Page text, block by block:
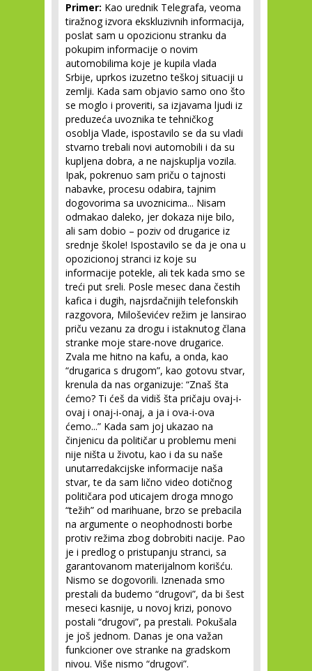
Primer: Kao urednik Telegrafa, veoma
tiražnog izvora ekskluzivnih informacija,
poslat sam u opozicionu stranku da
pokupim informacije o novim
automobilima koje je kupila vlada
Srbije, uprkos izuzetno teškoj situaciji u
zemlji. Kada sam objavio samo ono što
se moglo i proveriti, sa izjavama ljudi iz
preduzeća uvoznika te tehničkog
osoblja Vlade, ispostavilo se da su vladi
stvarno trebali novi automobili i da su
kupljena dobra, a ne najskuplja vozila.
Ipak, pokrenuo sam priču o tajnosti
nabavke, procesu odabira, tajnim
dogovorima sa uvoznicima... Nisam
odmakao daleko, jer dokaza nije bilo,
ali sam dobio – poziv od drugarice iz
srednje škole! Ispostavilo se da je ona u
opozicionoj stranci iz koje su
informacije potekle, ali tek kada smo se
treći put sreli. Posle mesec dana čestih
kafica i dugih, najsrdačnijih telefonskih
razgovora, Miloševićev režim je lansirao
priču vezanu za drogu i istaknutog člana
stranke moje stare-nove drugarice.
Zvala me hitno na kafu, a onda, kao
“drugarica s drugom”, kao gotovu stvar,
krenula da nas organizuje: “Znaš šta
ćemo? Ti ćeš da vidiš šta pričaju ovaj-i-
ovaj i onaj-i-onaj, a ja i ova-i-ova
ćemo...” Kada sam joj ukazao na
činjenicu da političar u problemu meni
nije ništa u životu, kao i da su naše
unutarredakcijske informacije naša
stvar, te da sam lično video dotičnog
političara pod uticajem droga mnogo
“težih” od marihuane, brzo se prebacila
na argumente o neophodnosti borbe
protiv režima zbog dobrobiti nacije. Pao
je i predlog o pristupanju stranci, sa
garantovanom materijalnom korišću.
Nismo se dogovorili. Iznenada smo
prestali da budemo “drugovi”, da bi šest
meseci kasnije, u novoj krizi, ponovo
postali “drugovi”, pa prestali. Pokušala
je još jednom. Danas je ona važan
funkcioner ove stranke na gradskom
nivou. Više nismo “drugovi”.